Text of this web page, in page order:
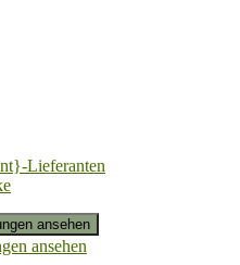
Lieferanten
ansehen
ansehen